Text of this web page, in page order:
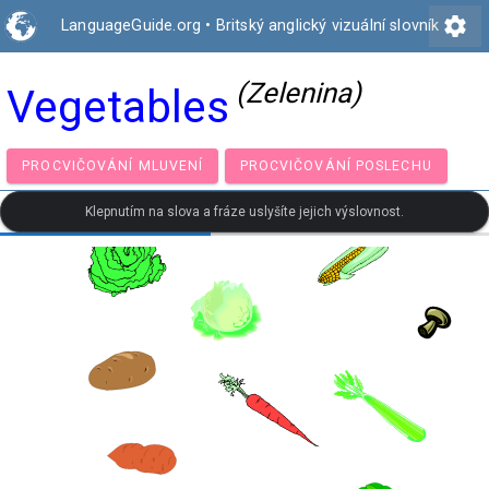
LanguageGuide.org • Britský anglický vizuální slovník settings
Vegetables (Zelenina)
PROCVIČOVÁNÍ MLUVENÍ PROCVIČOVÁNÍ
Klepnutím na slova a fráze uslyšíte jejich výslovnost.